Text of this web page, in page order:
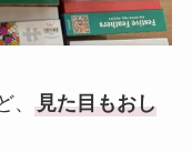
、 見た目もおし